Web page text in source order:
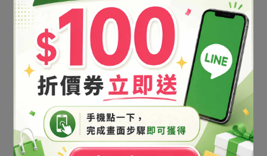
NT$170
加入購物車
NT$440
加入購物車